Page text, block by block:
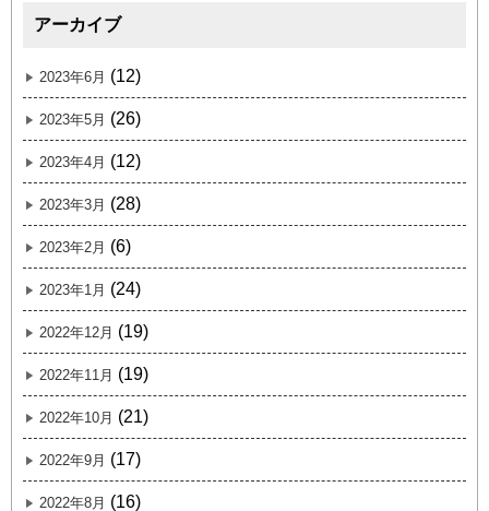
アーカイブ
2023年6月 (12)
2023年5月 (26)
2023年4月 (12)
2023年3月 (28)
2023年2月 (6)
2023年1月 (24)
2022年12月 (19)
2022年11月 (19)
2022年10月 (21)
2022年9月 (17)
2022年8月 (16)